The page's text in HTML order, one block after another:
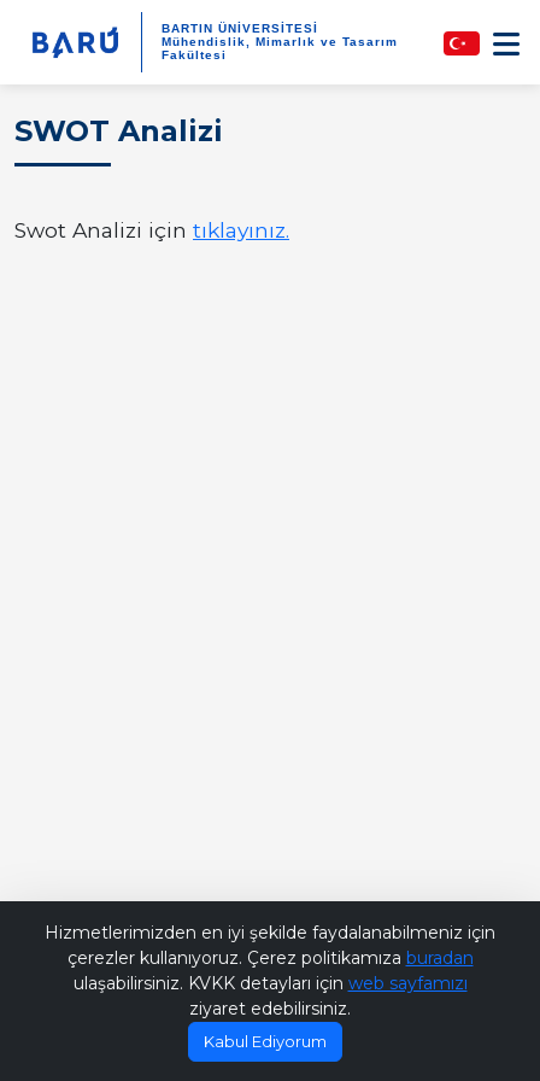
BARTIN ÜNİVERSİTESİ
Mühendislik, Mimarlık ve Tasarım
Fakültesi
SWOT Analizi
Swot Analizi için tıklayınız.
Hizmetlerimizden en iyi şekilde faydalanabilmeniz için
çerezler kullanıyoruz. Çerez politikamıza buradan
ulaşabilirsiniz. KVKK detayları için web sayfamızı
ziyaret edebilirsiniz.
Kabul Ediyorum
Bana Soru Sor | Ask Me